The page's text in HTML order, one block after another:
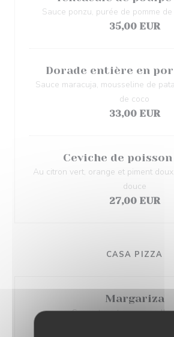
Sauce ponzu, purée de pomme
35,00 EUR
Dorade entière en
Sauce maracuja, mousseline de
de coco
33,00 EUR
Ceviche de
Au citron vert, orange et piment
douce
27,00 EUR
CASA PIZZA
Margariza
Sauce tomate,